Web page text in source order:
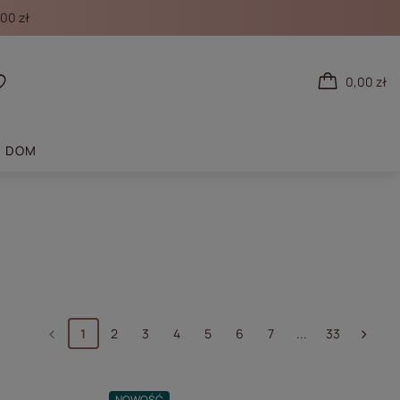
zł
zakupowe
0,00 zł
DOM
1 2 3 4 5 6 7 33